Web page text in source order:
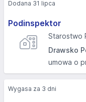
Podinspektor
Starostwo
Drawsko
umowa o
Dodana 31 lipca
Wygasa za 3 dni